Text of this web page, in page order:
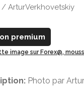
ArturVerkhovetskiy
premium
image sur Forex@,
Photo par